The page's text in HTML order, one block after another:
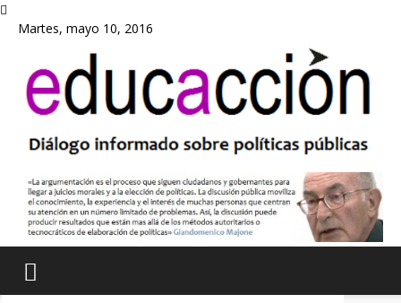
Martes, mayo 10, 2016